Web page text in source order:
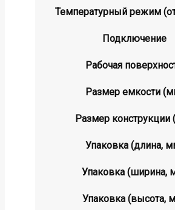
Температурный режим
Подключение
Рабочая
Размер емкости
Размер конструкции
Упаковка (длина,
Упаковка (ширина,
Упаковка (высота,